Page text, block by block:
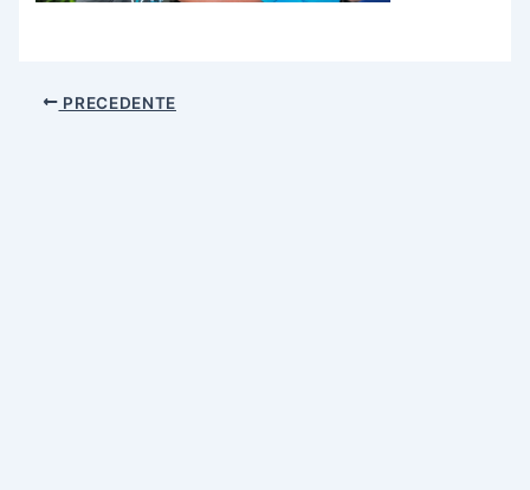
PRECEDENTE